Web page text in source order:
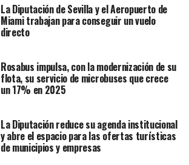
La Diputación de Sevilla y el Aeropuerto de
Miami trabajan para conseguir un vuelo
directo
Rosabus impulsa, con la modernización de su
flota, su servicio de microbuses que crece
un 17% en 2025
La Diputación reduce su agenda institucional
y abre el espacio para las ofertas turísticas
de municipios y empresas